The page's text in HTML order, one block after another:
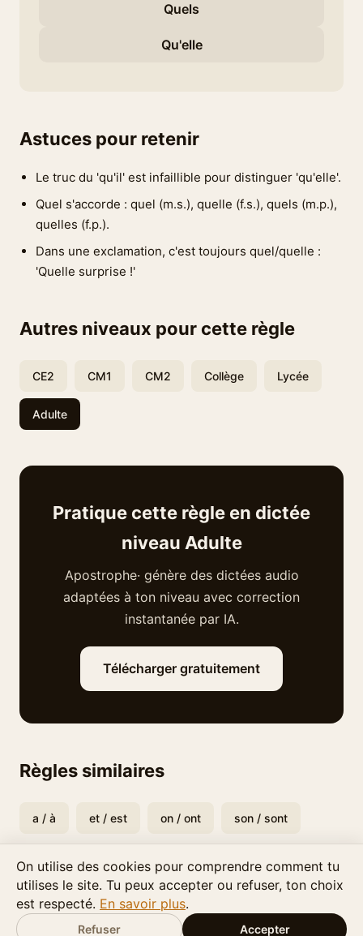
Quels
Qu'elle
Astuces pour retenir
Le truc du 'qu'il' est infaillible pour distinguer 'qu'elle'.
Quel s'accorde : quel (m.s.), quelle (f.s.), quels (m.p.),
quelles (f.p.).
Dans une exclamation, c'est toujours quel/quelle :
'Quelle surprise !'
Autres niveaux pour cette règle
CE2 CM1 CM2 Collège Lycée
Adulte
Pratique cette règle en dictée
niveau Adulte
Apostrophe· génère des dictées audio
adaptées à ton niveau avec correction
instantanée par IA.
Télécharger gratuitement
Règles similaires
a / à et / est on / ont son / sont
© 2026LMT Digital Creations
Confidentialité·
On utilise des cookies pour comprendre comment tu
utilises le site. Tu peux accepter ou refuser, ton choix
est respecté. En savoir plus.
Refuser Accepter